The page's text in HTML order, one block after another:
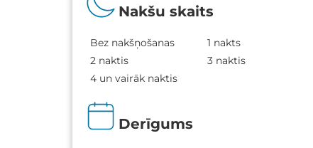
Nakšu skaits
Bez nakšņošanas
1 nakts
2 naktis
3 naktis
4 un vairāk naktis
Derīgums